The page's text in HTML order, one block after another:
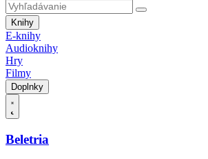
Knihy
E-knihy
Audioknihy
Hry
Filmy
Doplnky
Beletria